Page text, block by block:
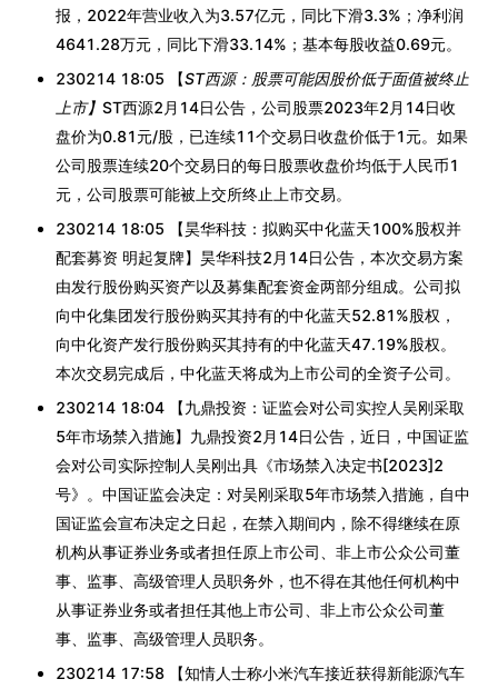
报，2022年营业收入为3.57亿元，同比下滑3.3%；净利润
4641.28万元，同比下滑33.14%；基本每股收益0.69元。
230214 18:05 【ST西源：股票可能因股价低于面值被终止
上市】 ST西源2月14日公告，公司股票2023年2月14日收
盘价为0.81元/股，已连续11个交易日收盘价低于1元。如果
公司股票连续20个交易日的每日股票收盘价均低于人民币1
元，公司股票可能被上交所终止上市交易。
230214 18:05 【昊华科技：拟购买中化蓝天100%股权并
配套募资 明起复牌】昊华科技2月14日公告，本次交易方案
由发行股份购买资产以及募集配套资金两部分组成。公司拟
向中化集团发行股份购买其持有的中化蓝天52.81%股权，
向中化资产发行股份购买其持有的中化蓝天47.19%股权。
本次交易完成后，中化蓝天将成为上市公司的全资子公司。
230214 18:04 【九鼎投资：证监会对公司实控人吴刚采取
5年市场禁入措施】九鼎投资2月14日公告，近日，中国证监
会对公司实际控制人吴刚出具《市场禁入决定书[2023]2
号》。中国证监会决定：对吴刚采取5年市场禁入措施，自中
国证监会宣布决定之日起，在禁入期间内，除不得继续在原
机构从事证券业务或者担任原上市公司、非上市公众公司董
事、监事、高级管理人员职务外，也不得在其他任何机构中
从事证券业务或者担任其他上市公司、非上市公众公司董
事、监事、高级管理人员职务。
230214 17:58 【知情人士称小米汽车接近获得新能源汽车